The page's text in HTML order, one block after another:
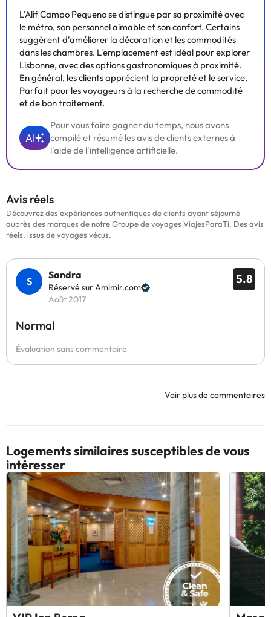
L'Alif Campo Pequeno se distingue par sa proximité avec
le métro, son personnel aimable et son confort. Certains
suggèrent d'améliorer la décoration et les commodités
dans les chambres. L'emplacement est idéal pour explorer
Lisbonne, avec des options gastronomiques à proximité.
En général, les clients apprécient la propreté et le service.
Parfait pour les voyageurs à la recherche de commodité
et de bon traitement.
AI
Pour vous faire gagner du temps, nous avons
compilé et résumé les avis de clients externes à
l'aide de l'intelligence artificielle.
Avis réels
Découvrez des expériences authentiques de clients ayant séjourné
auprès des marques de notre Groupe de voyages ViajesParaTi. Des avis
réels, issus de voyages vécus.
5.8
Sandra
Réservé sur Amimir.com
Août 2017
Normal
Évaluation sans commentaire
Voir plus de commentaires
Logements similaires susceptibles de vous
intéresser